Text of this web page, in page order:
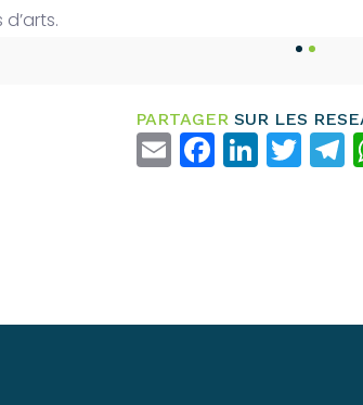
PARTAGER SUR LES
Email